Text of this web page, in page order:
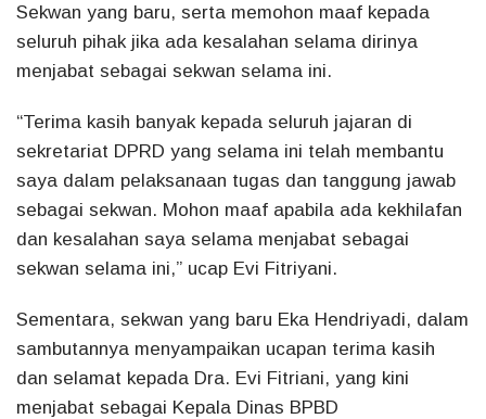
Sekwan yang baru, serta memohon maaf kepada
seluruh pihak jika ada kesalahan selama dirinya
menjabat sebagai sekwan selama ini.
“Terima kasih banyak kepada seluruh jajaran di
sekretariat DPRD yang selama ini telah membantu
saya dalam pelaksanaan tugas dan tanggung jawab
sebagai sekwan. Mohon maaf apabila ada kekhilafan
dan kesalahan saya selama menjabat sebagai
sekwan selama ini,” ucap Evi Fitriyani.
Sementara, sekwan yang baru Eka Hendriyadi, dalam
sambutannya menyampaikan ucapan terima kasih
dan selamat kepada Dra. Evi Fitriani, yang kini
menjabat sebagai Kepala Dinas BPBD